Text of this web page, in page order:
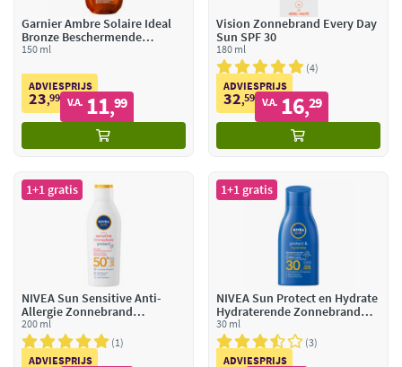
Garnier Ambre Solaire Ideal
Bronze Beschermende
Zonneolie SPF 30
150 ml
ADVIESPRIJS
23,99 V.A. 11,99
Vision Zonnebrand Every Day
Sun SPF 30
180 ml
4
ADVIESPRIJS
32,59 V.A. 16,29
1+1 gratis
NIVEA Sun Sensitive Anti-
Allergie Zonnebrand
Zonnebrand SPF 50
200 ml
1
ADVIESPRIJS
1+1 gratis
NIVEA Sun Protect en Hydrate
Hydraterende Zonnebrand
SPF 30
30 ml
3
ADVIESPRIJS